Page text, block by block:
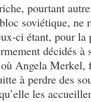
pourtant
soviétique, ne
ci étant, pour la
décidés
Angela Merkel,
à perdre des
les